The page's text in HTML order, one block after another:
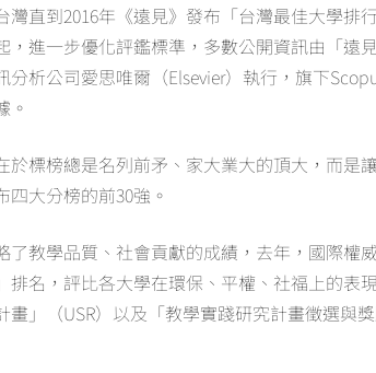
直到2016年《遠見》發布「台灣最佳大學排
，進一步優化評鑑標準，多數公開資訊由「遠
析公司愛思唯爾（Elsevier）執行，旗下
。
於標榜總是名列前矛、家大業大的頂大，而是
大分榜的前30強。
了教學品質、社會貢獻的成績，去年，國際權
排名，評比各大學在環保、平權、社福上的表
」（USR）以及「教學實踐研究計畫徵選與